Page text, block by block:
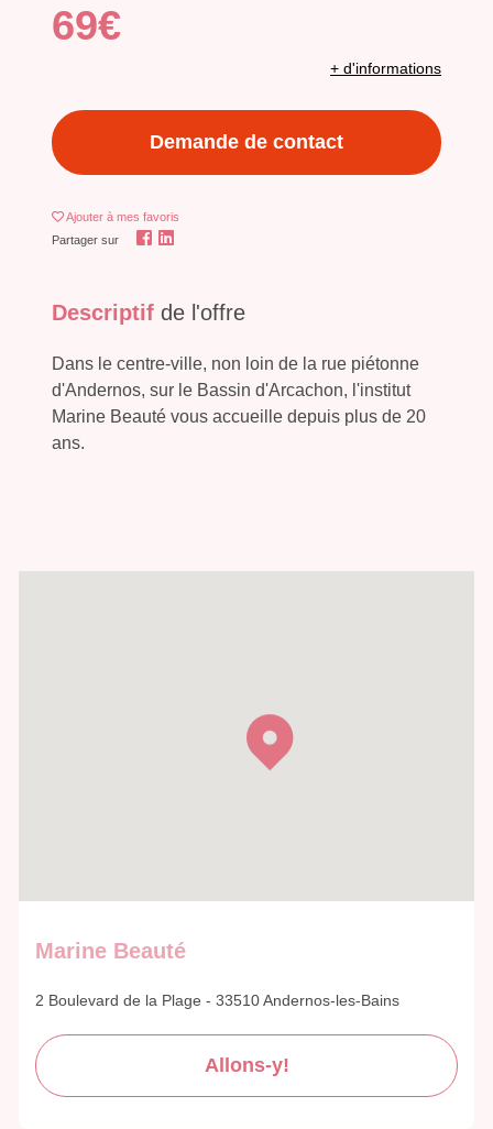
69€
+ d'informations
Demande de contact
Ajouter à mes favoris
Partager sur
Descriptif de l'offre
Dans le centre-ville, non loin de la rue piétonne
d'Andernos, sur le Bassin d'Arcachon, l'institut
Marine Beauté vous accueille depuis plus de 20
ans.
Marine Beauté
2 Boulevard de la Plage - 33510 Andernos-les-Bains
Allons-y!